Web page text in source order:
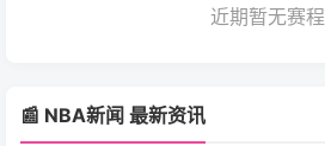
近期暂无赛程
📰 NBA新闻 最新资讯